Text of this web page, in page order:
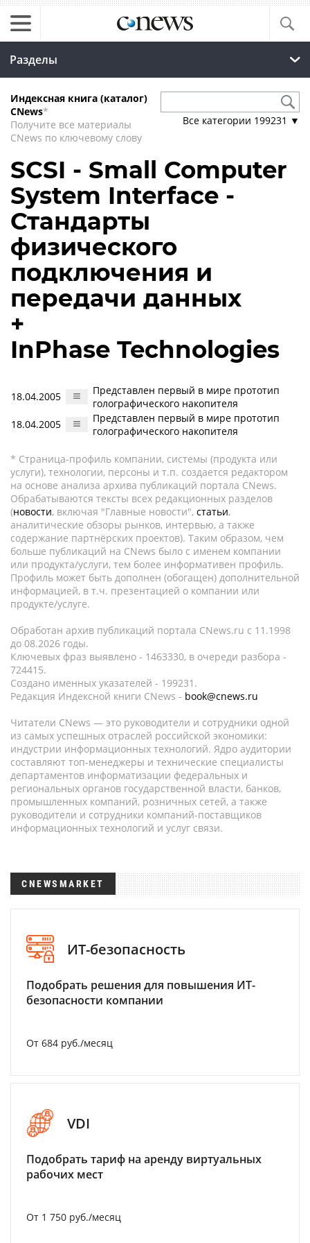
Разделы
Индексная книга (каталог)
CNews*
Получите все материалы
CNews по ключевому слову
Все категории 199231 ▼
SCSI - Small Computer
System Interface -
Стандарты
физического
подключения и
передачи данных
+
InPhase Technologies
18.04.2005
Представлен первый в мире прототип
голографического накопителя
18.04.2005
Представлен первый в мире прототип
голографического накопителя
* Страница-профиль компании, системы (продукта или
услуги), технологии, персоны и т.п. создается редактором
на основе анализа архива публикаций портала CNews.
Обрабатываются тексты всех редакционных разделов
(новости, включая "Главные новости", статьи,
аналитические обзоры рынков, интервью, а также
содержание партнёрских проектов). Таким образом, чем
больше публикаций на CNews было с именем компании
или продукта/услуги, тем более информативен профиль.
Профиль может быть дополнен (обогащен) дополнительной
информацией, в т.ч. презентацией о компании или
продукте/услуге.
Обработан архив публикаций портала CNews.ru c 11.1998
до 08.2026 годы.
Ключевых фраз выявлено - 1463330, в очереди разбора -
724415.
Создано именных указателей - 199231.
Редакция Индексной книги CNews - book@cnews.ru
Читатели CNews — это руководители и сотрудники одной
из самых успешных отраслей российской экономики:
индустрии информационных технологий. Ядро аудитории
составляют топ-менеджеры и технические специалисты
департаментов информатизации федеральных и
региональных органов государственной власти, банков,
промышленных компаний, розничных сетей, а также
руководители и сотрудники компаний-поставщиков
информационных технологий и услуг связи.
CNEWSMARKET
ИТ-безопасность
Подобрать решения для повышения ИТ-
безопасности компании
От 684 руб./месяц
VDI
Подобрать тариф на аренду виртуальных
рабочих мест
От 1 750 руб./месяц